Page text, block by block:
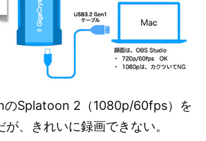
Splatoon 2（1080p/60fps）を
、きれいに録画できない。